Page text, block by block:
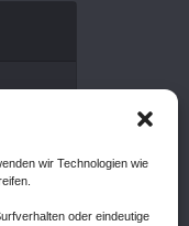
wir Technologien wie
oder eindeutige